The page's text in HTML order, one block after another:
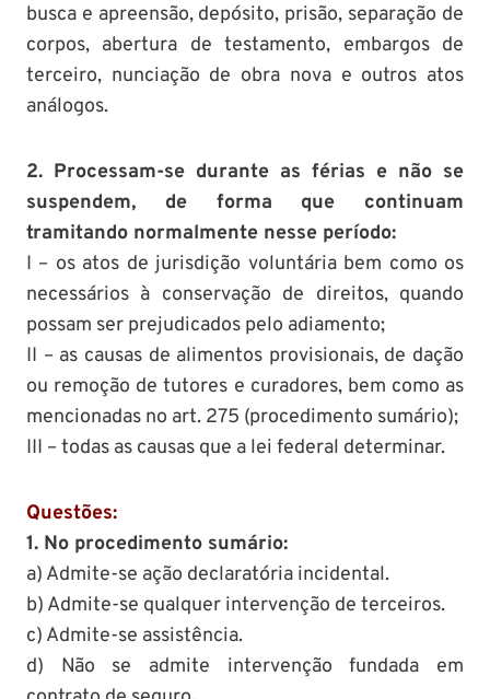
busca e apreensão, depósito, prisão, separação de
corpos, abertura de testamento, embargos de
terceiro, nunciação de obra nova e outros atos
análogos.
2. Processam-se durante as férias e não se
suspendem, de forma que continuam
tramitando normalmente nesse período:
I – os atos de jurisdição voluntária bem como os
necessários à conservação de direitos, quando
possam ser prejudicados pelo adiamento;
II – as causas de alimentos provisionais, de dação
ou remoção de tutores e curadores, bem como as
mencionadas no art. 275 (procedimento sumário);
III – todas as causas que a lei federal determinar.
Questões:
1. No procedimento sumário:
a) Admite-se ação declaratória incidental.
b) Admite-se qualquer intervenção de terceiros.
c) Admite-se assistência.
d) Não se admite intervenção fundada em